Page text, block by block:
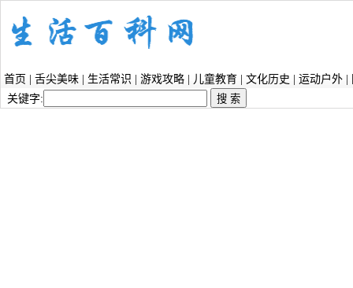
首页 舌尖美味 生活常识 游戏攻略 儿童教育 文化历史 运动户外
关键字: